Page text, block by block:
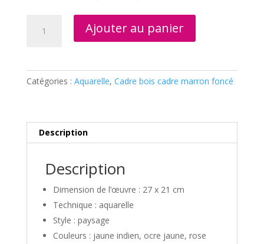
maison
des
Ajouter au panier
Catégories : Aquarelle, Cadre bois cadre marron foncé
Description
Description
Dimension de l’œuvre : 27 x 21 cm
Technique : aquarelle
Style : paysage
Couleurs : jaune indien, ocre jaune, rose